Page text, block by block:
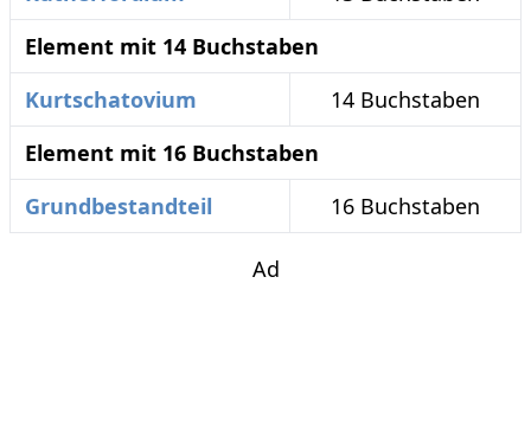
Element mit 14 Buchstaben
Kurtschatovium
14 Buchstaben
Element mit 16 Buchstaben
Grundbestandteil
16 Buchstaben
Ad